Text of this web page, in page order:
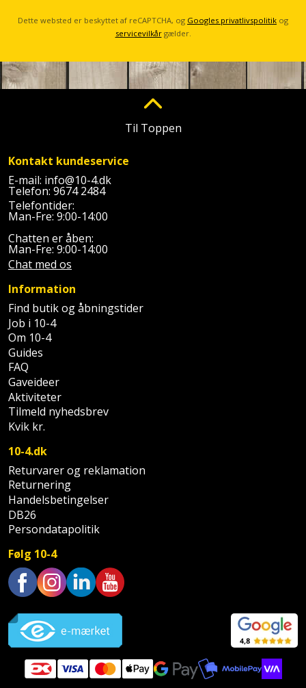
Smøring
rustopløser
Stålbørste
Stemmejern
Stige
Stillads
Tænger
Tagpapbrænder
Tapetværktøj
Tommestok
Tragt
Ud-
og
Værktøjskasse
og
opbevaring
Værktøjssæt
Vaterpas
Måleinstrumenter
Mejselhammer
Multisliber
Nedbrydningshammer
Overfræser
Overfræsertilbehør
Polermaskine
Rillefræser
Røreværk
Rotationslaser
Rundsav
Rundsavsklinge
Rystepudser
Rystepudsertilbehør
Slagboremaskine
Slagnøgletilbehør
Slagskruetrækker
Postkassestander
Prepping
Rengøring
Shelter
Sikkerhed
i
hjemmet
Skadedyrsbekæmpelse
Skraldespandsskjuler
Skydelåge
Støttemur
Støvsuger
Strygejern
Terrassevarmer
Tømidler
Tørrestativ
Trappevanger
Udebruser
afskærmning
Varme
Dette websted er beskyttet af reCAPTCHA, og Googles privatlivspolitik og
servicevilkårgælder.
Til Toppen
Kontakt kundeservice
E-mail: info@10-4.dk
Telefon: 9674 2484
Telefontider:
Man-Fre: 9:00-14:00
Chatten er åben:
Man-Fre: 9:00-14:00
Chat med os
Information
Find butik og åbningstider
Job i 10-4
Om 10-4
Guides
FAQ
Gaveideer
Aktiviteter
Tilmeld nyhedsbrev
Kvik kr.
10-4.dk
Returvarer og reklamation
Returnering
Handelsbetingelser
DB26
Persondatapolitik
Følg 10-4